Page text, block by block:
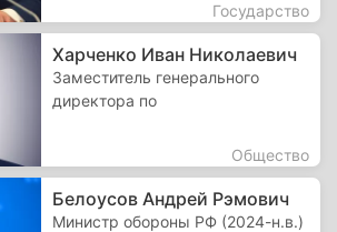
Государство
Харченко Иван Николаевич
Заместитель генерального
директора по
Общество
Белоусов Андрей Рэмович
Министр обороны РФ (2024-н.в.)